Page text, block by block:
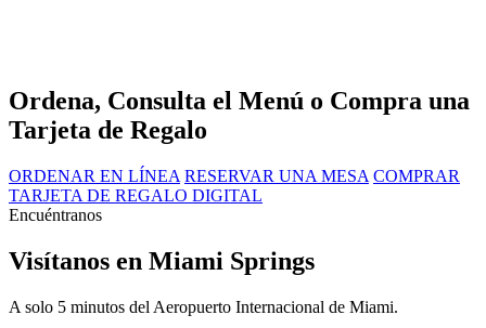
Ordena, Consulta el Menú o Compra una
Tarjeta de Regalo
ORDENAR EN LÍNEA RESERVAR UNA MESA COMPRAR
TARJETA DE REGALO DIGITAL
Encuéntranos
Visítanos en Miami Springs
A solo 5 minutos del Aeropuerto Internacional de Miami.